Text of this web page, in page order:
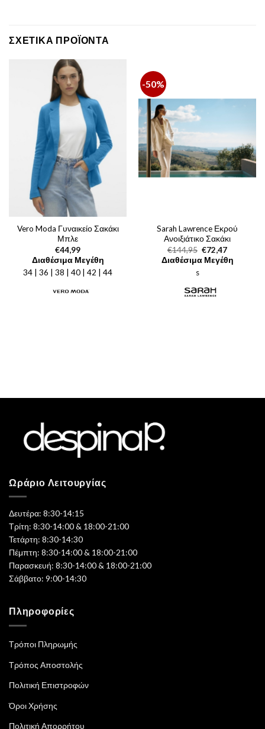
ΣΧΕΤΙΚΆ ΠΡΟΪΌΝΤΑ
Vero Moda Γυναικείο Σακάκι
Μπλε
€44,99
Διαθέσιμα Μεγέθη
34 | 36 | 38 | 40 | 42 | 44
-50%
Sarah Lawrence Εκρού
Ανοιξιάτικο Σακάκι
€144,95 Original
price
was:
€72,47Η
τρέχουσα
τιμή
Διαθέσιμα Μεγέθη
s
Ωράριο Λειτουργίας
Δευτέρα: 8:30-14:15
Τρίτη: 8:30-14:00 & 18:00-21:00
Τετάρτη: 8:30-14:30
Πέμπτη: 8:30-14:00 & 18:00-21:00
Παρασκευή: 8:30-14:00 & 18:00-21:00
Σάββατο: 9:00-14:30
Πληροφορίες
Τρόποι Πληρωμής
Τρόπος Αποστολής
Πολιτική Επιστροφών
Όροι Χρήσης
Πολιτική Απορρήτου